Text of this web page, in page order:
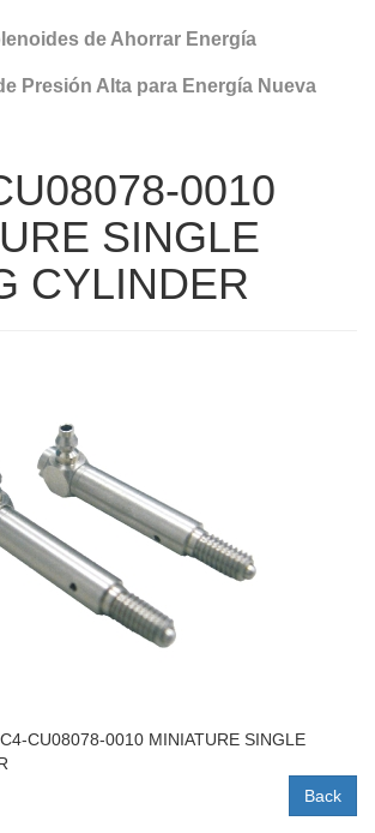
de Ahorrar Energía
Presión Alta para Energía Nueva
0010
SINGLE
CYLINDER
CU08078-0010 MINIATURE SINGLE
Back